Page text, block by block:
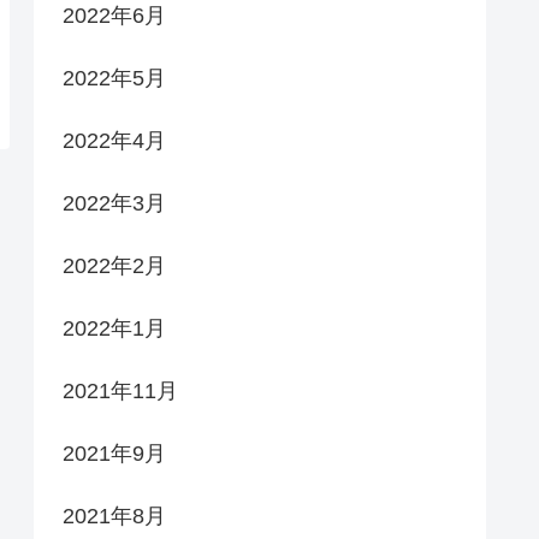
2022年6月
2022年5月
2022年4月
2022年3月
2022年2月
2022年1月
2021年11月
2021年9月
2021年8月